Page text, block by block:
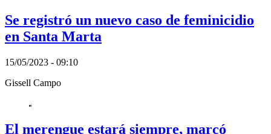
Se registró un nuevo caso de feminicidio
en Santa Marta
15/05/2023 - 09:10
Gissell Campo
El merengue estará siempre, marcó